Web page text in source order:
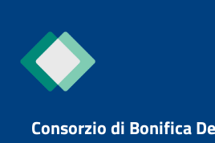
Consorzio di Bonifica